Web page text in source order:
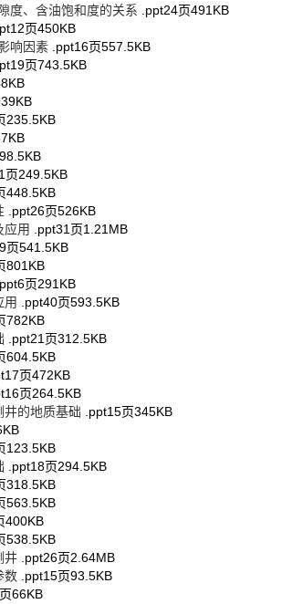
度、含油饱和度的关系 .ppt24页491KB
12页450KB
响因素 .ppt16页557.5KB
19页743.5KB
235.5KB
98.5KB
页249.5KB
448.5KB
.ppt26页526KB
应用 .ppt31页1.21MB
页541.5KB
801KB
.ppt6页291KB
用 .ppt40页593.5KB
782KB
.ppt21页312.5KB
604.5KB
17页472KB
16页264.5KB
井的地质基础 .ppt15页345KB
123.5KB
.ppt18页294.5KB
318.5KB
563.5KB
400KB
538.5KB
井 .ppt26页2.64MB
数 .ppt15页93.5KB
66KB